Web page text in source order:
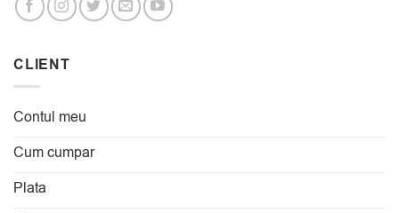
CLIENT
Contul meu
Cum cumpar
Plata